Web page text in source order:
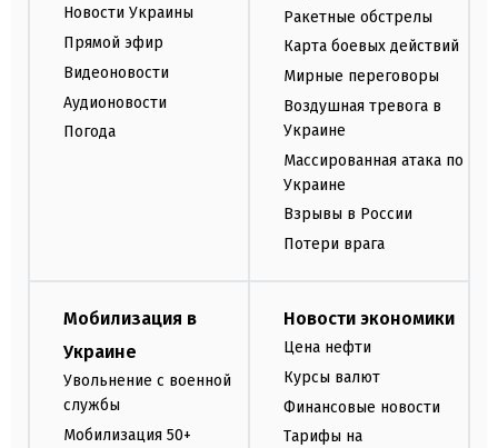
Новости Украины
Прямой эфир
Видеоновости
Аудионовости
Погода
Ракетные обстрелы
Карта боевых действий
Мирные переговоры
Воздушная тревога в
Украине
Массированная атака по
Украине
Взрывы в России
Потери врага
Мобилизация в
Украине
Увольнение с военной
службы
Мобилизация 50+
Новости экономики
Цена нефти
Курсы валют
Финансовые новости
Тарифы на